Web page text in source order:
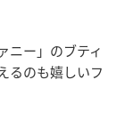
ニー」のブティ
るのも嬉しいフ